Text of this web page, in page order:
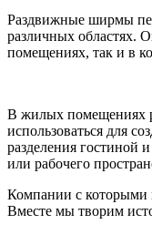
Раздвижные ширмы
различных областях.
помещениях, так и в
В жилых помещениях
использоваться для
разделения гостиной
или рабочего
Компании с которыми
Вместе мы творим